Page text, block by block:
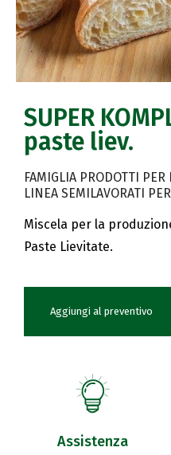
SUPER
paste liev.
FAMIGLIA PRODOTTI PER
LINEA SEMILAVORATI
Miscela per la
Paste Lievitate.
Aggiungi al preventivo
Assistenza